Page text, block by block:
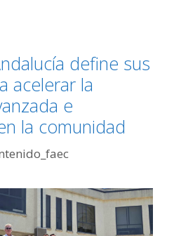
define sus
acelerar la
e
la comunidad